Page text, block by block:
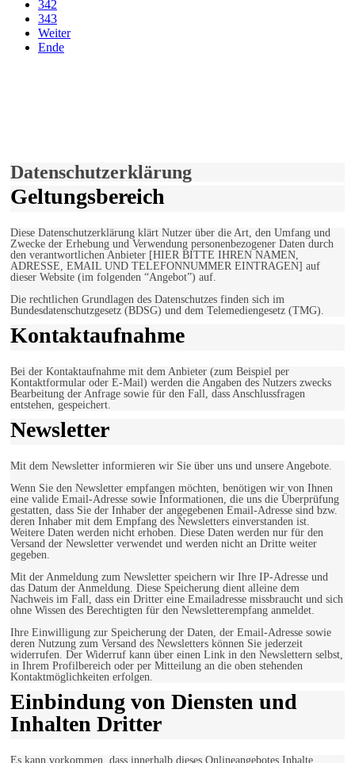
342
343
Weiter
Ende
Datenschutzerklärung
Geltungsbereich
Diese Datenschutzerklärung klärt Nutzer über die Art, den Umfang und
Zwecke der Erhebung und Verwendung personenbezogener Daten durch
den verantwortlichen Anbieter [HIER BITTE IHREN NAMEN,
ADRESSE, EMAIL UND TELEFONNUMMER EINTRAGEN] auf
dieser Website (im folgenden “Angebot”) auf.
Die rechtlichen Grundlagen des Datenschutzes finden sich im
Bundesdatenschutzgesetz (BDSG) und dem Telemediengesetz (TMG).
Kontaktaufnahme
Bei der Kontaktaufnahme mit dem Anbieter (zum Beispiel per
Kontaktformular oder E-Mail) werden die Angaben des Nutzers zwecks
Bearbeitung der Anfrage sowie für den Fall, dass Anschlussfragen
entstehen, gespeichert.
Newsletter
Mit dem Newsletter informieren wir Sie über uns und unsere Angebote.
Wenn Sie den Newsletter empfangen möchten, benötigen wir von Ihnen
eine valide Email-Adresse sowie Informationen, die uns die Überprüfung
gestatten, dass Sie der Inhaber der angegebenen Email-Adresse sind bzw.
deren Inhaber mit dem Empfang des Newsletters einverstanden ist.
Weitere Daten werden nicht erhoben. Diese Daten werden nur für den
Versand der Newsletter verwendet und werden nicht an Dritte weiter
gegeben.
Mit der Anmeldung zum Newsletter speichern wir Ihre IP-Adresse und
das Datum der Anmeldung. Diese Speicherung dient alleine dem
Nachweis im Fall, dass ein Dritter eine Emailadresse missbraucht und sich
ohne Wissen des Berechtigten für den Newsletterempfang anmeldet.
Ihre Einwilligung zur Speicherung der Daten, der Email-Adresse sowie
deren Nutzung zum Versand des Newsletters können Sie jederzeit
widerrufen. Der Widerruf kann über einen Link in den Newslettern selbst,
in Ihrem Profilbereich oder per Mitteilung an die oben stehenden
Kontaktmöglichkeiten erfolgen.
Einbindung von Diensten und
Inhalten Dritter
Es kann vorkommen, dass innerhalb dieses Onlineangebotes Inhalte